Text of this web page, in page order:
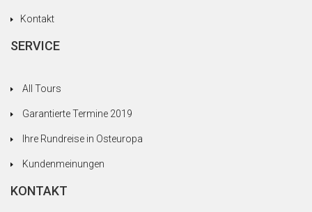
Kontakt
SERVICE
All Tours
Garantierte Termine 2019
Ihre Rundreise in Osteuropa
Kundenmeinungen
KONTAKT